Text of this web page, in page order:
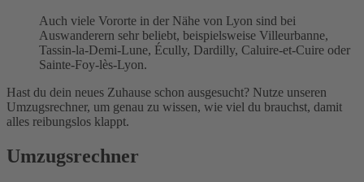
Auch viele Vororte in der Nähe von Lyon sind bei
Auswanderern sehr beliebt, beispielsweise Villeurbanne,
Tassin-la-Demi-Lune, Écully, Dardilly, Caluire-et-Cuire oder
Sainte-Foy-lès-Lyon.
Hast du dein neues Zuhause schon ausgesucht? Nutze unseren
Umzugsrechner, um genau zu wissen, wie viel du brauchst, damit
alles reibungslos klappt.
Umzugsrechner